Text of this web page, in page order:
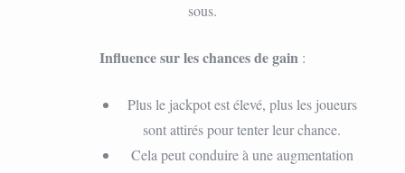
sous.
Influence sur les chances de gain :
Plus le jackpot est élevé, plus les joueurs
sont attirés pour tenter leur chance.
Cela peut conduire à une augmentation